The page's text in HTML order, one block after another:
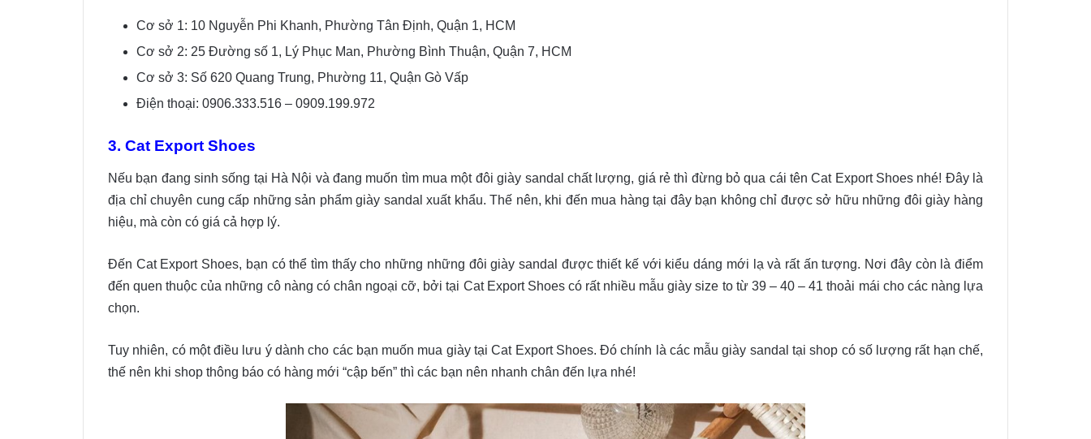
Cơ sở 1: 10 Nguyễn Phi Khanh, Phường Tân Định, Quận 1, HCM
Cơ sở 2: 25 Đường số 1, Lý Phục Man, Phường Bình Thuận, Quận 7, HCM
Cơ sở 3: Số 620 Quang Trung, Phường 11, Quận Gò Vấp
Điện thoại: 0906.333.516 – 0909.199.972
3. Cat Export Shoes
Nếu bạn đang sinh sống tại Hà Nội và đang muốn tìm mua một đôi giày sandal chất lượng, giá rẻ thì đừng bỏ qua cái tên Cat Export Shoes nhé! Đây là
địa chỉ chuyên cung cấp những sản phẩm giày sandal xuất khẩu. Thế nên, khi đến mua hàng tại đây bạn không chỉ được sở hữu những đôi giày hàng
hiệu, mà còn có giá cả hợp lý.
Đến Cat Export Shoes, bạn có thể tìm thấy cho những những đôi giày sandal được thiết kế với kiểu dáng mới lạ và rất ấn tượng. Nơi đây còn là điểm
đến quen thuộc của những cô nàng có chân ngoại cỡ, bởi tại Cat Export Shoes có rất nhiều mẫu giày size to từ 39 – 40 – 41 thoải mái cho các nàng lựa
chọn.
Tuy nhiên, có một điều lưu ý dành cho các bạn muốn mua giày tại Cat Export Shoes. Đó chính là các mẫu giày sandal tại shop có số lượng rất hạn chế,
thế nên khi shop thông báo có hàng mới “cập bến” thì các bạn nên nhanh chân đến lựa nhé!